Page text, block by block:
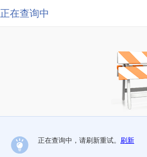
正在查询中
正在查询中，请刷新重试。 刷新